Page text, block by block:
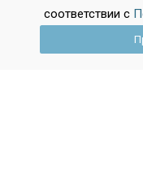
Банковский
соответствии с